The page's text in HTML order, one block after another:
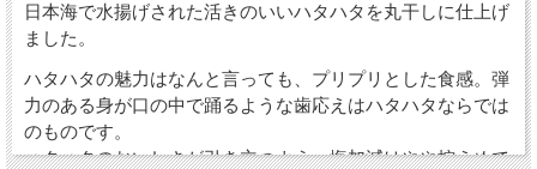
日本海で水揚げされた活きのいいハタハタを丸干しに仕上げ
ました。
ハタハタの魅力はなんと言っても、プリプリとした食感。弾
力のある身が口の中で踊るような歯応えはハタハタならでは
のものです。
ハタハタのおいしさが引き立つよう、塩加減はやや控えめで